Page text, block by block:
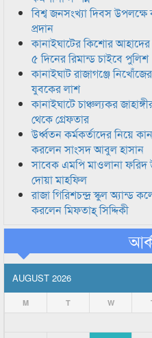
বিশ্ব জনসংখ্যা দিবস
প্রদান
কানাইঘাটের কিশোর
৫ দিনের রিমান্ড চাইবে পুলিশ
কানাইঘাট রাজাগঞ্জে
যুবকের লাশ
কানাইঘাটে চাঞ্চল্যকর
থেকে গ্রেফতার
উর্ধ্বতন কর্মকর্তাদের নিয়ে
করলেন সাংসদ আবুল হাসান
সাবেক এমপি মাওলানা ফরিদ
দোয়া মাহফিল
রাজা গিরিশচন্দ্র স্কুল অ্যান্ড
করলেন মিফতাহ্ সিদ্দিকী
AUGUST 2026
M T W